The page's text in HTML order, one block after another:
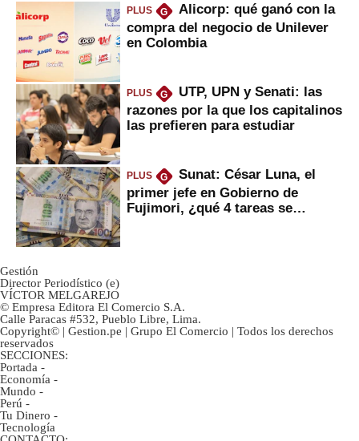
PLUS G
Alicorp: qué ganó con la
compra del negocio de Unilever
en Colombia
PLUS G
UTP, UPN y Senati: las
razones por la que los capitalinos
las prefieren para estudiar
PLUS G
Sunat: César Luna, el
primer jefe en Gobierno de
Fujimori, ¿qué 4 tareas se
Gestión
Director Periodístico (e)
VÍCTOR MELGAREJO
© Empresa Editora El Comercio S.A.
Calle Paracas #532, Pueblo Libre, Lima.
Copyright© | Gestion.pe | Grupo El Comercio | Todos los derechos
reservados
SECCIONES:
Portada -
Economía -
Mundo -
Perú -
Tu Dinero -
Tecnología